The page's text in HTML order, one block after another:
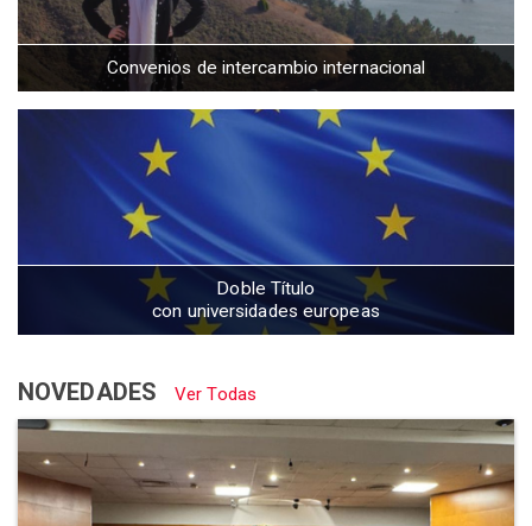
Convenios de intercambio internacional
Doble Título
con universidades europeas
NOVEDADES Ver Todas